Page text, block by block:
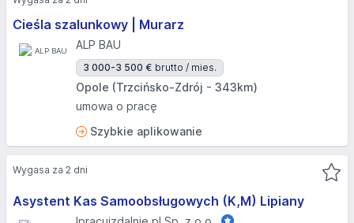
Cieśla szalunkowy | Murarz
ALP BAU
3 000-3 500 € brutto / mies.
Opole (Trzcińsko-Zdrój - 343km)
umowa o pracę
Szybkie aplikowanie
Asystent Kas Samoobsługowych (K,M) Lipiany
Wygasa za 2 dni